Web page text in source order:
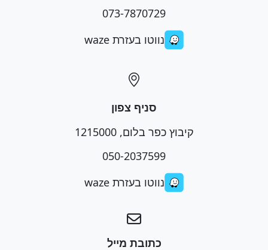
073-7870729
נווטו בעזרת waze
סניף צפון
קיבוץ כפר בלום, 1215000
050-2037599
נווטו בעזרת waze
כתובת מייל